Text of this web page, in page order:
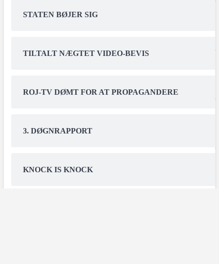
STATEN BØJER SIG
TILTALT NÆGTET VIDEO-BEVIS
ROJ-TV DØMT FOR AT PROPAGANDERE
3. DØGNRAPPORT
KNOCK IS KNOCK